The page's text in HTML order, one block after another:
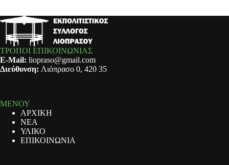
ΤΡΟΠΟΙ ΕΠΙΚΟΙΝΩΝΙΑΣ
E-Mail: liopraso@gmail.com
Διεύθυνση: Λιόπρασο 0, 420 35
ΜΕΝΟΥ
ΑΡΧΙΚΗ
ΝΕΑ
ΥΛΙΚΟ
ΕΠΙΚΟΙΝΩΝΙΑ